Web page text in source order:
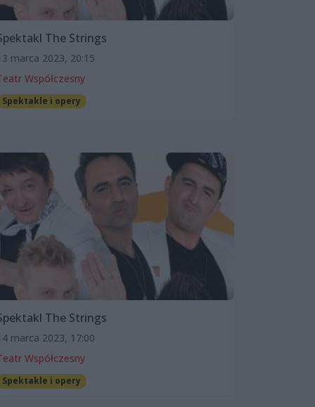
The Strings
marca 2023, 20:15
Współczesny
Spektakle i opery
The Strings
marca 2023, 17:00
Współczesny
Spektakle i opery